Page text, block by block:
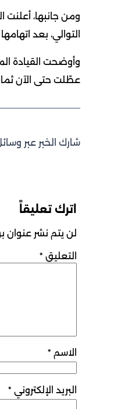
التوالي، بعد
عطّلت حتى الآن
شارك الخبر عبر
اترك تعليقاً
لن يتم نشر عنوان
التعليق *
الاسم *
البريد الإلكتروني *